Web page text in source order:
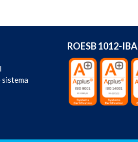
ROESB 1012-IBA